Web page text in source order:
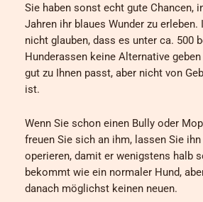
Sie haben sonst echt gute Chancen,
Jahren ihr blaues Wunder zu
nicht glauben, dass es unter ca. 500
Hunderassen keine Alternative
gut zu Ihnen passt, aber nicht von
ist.
Wenn Sie schon einen Bully oder
freuen Sie sich an ihm, lassen Sie
operieren, damit er wenigstens halb
bekommt wie ein normaler Hund,
danach möglichst keinen neuen.